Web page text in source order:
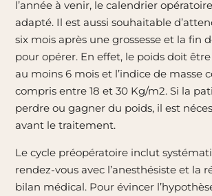
l’année à venir, le calendrier
adapté. Il est aussi souhaitable
six mois après une grossesse et la fin
pour opérer. En effet, le poids doit
au moins 6 mois et l’indice de masse
compris entre 18 et 30 Kg/m2. Si la
perdre ou gagner du poids, il est
avant le traitement.
Le cycle préopératoire inclut
rendez-vous avec l’anesthésiste et la
bilan médical. Pour évincer